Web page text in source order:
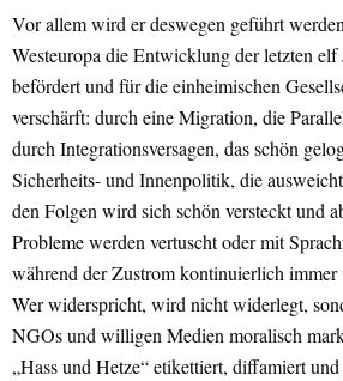
Vor allem wird er deswegen geführt
Westeuropa die Entwicklung der letzten elf
befördert und für die einheimischen
verschärft: durch eine Migration, die
durch Integrationsversagen, das schön
Sicherheits- und Innenpolitik, die
den Folgen wird sich schön versteckt und
Probleme werden vertuscht oder mit
während der Zustrom kontinuierlich
Wer widerspricht, wird nicht widerlegt,
NGOs und willigen Medien moralisch
„Hass und Hetze“ etikettiert, diffamiert